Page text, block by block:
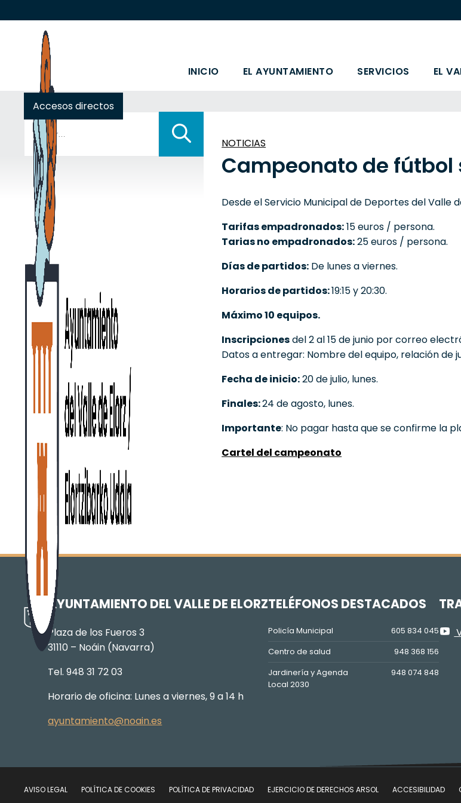
INICIO EL AYUNTAMIENTO SERVICIOS EL
Accesos directos
Buscar:
NOTICIAS
Campeonato de fútbol
Desde el Servicio Municipal de Deportes del Valle
Tarifas empadronados:15 euros / persona.
Tarias no empadronados:25 euros / persona.
Días de partidos: De lunes a viernes.
Horarios de partidos:19:15 y 20:30.
Máximo 10 equipos.
Inscripcionesdel 2 al 15 de junio por correo
Datos a entregar: Nombre del equipo, relación de
Fecha de inicio:20 de julio, lunes.
Finales:24 de agosto, lunes.
Importante: No pagar hasta que se confirme la
Cartel del campeonato
AYUNTAMIENTO DEL VALLE DE ELORZ
Plaza de los Fueros 3
31110 – Noáin (Navarra)
Tel. 948 31 72 03
Horario de oficina: Lunes a viernes, 9 a 14 h
ayuntamiento@noain.es
TELÉFONOS DESTACADOS
Policía Municipal
605 834 045
Centro de salud
948 368 156
Jardinería y Agenda
Local 2030
948 074 848
AVISO LEGAL POLÍTICA DE COOKIES POLÍTICA DE PRIVACIDAD EJERCICIO DE DERECHOS ARSOL ACCESIBILIDAD